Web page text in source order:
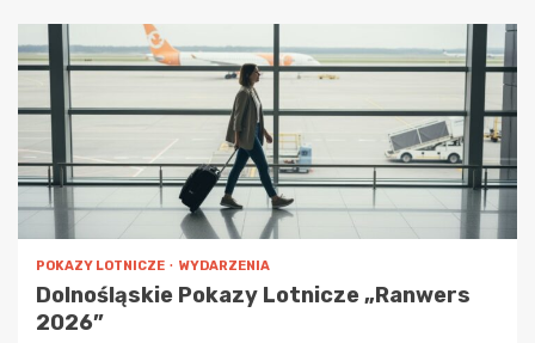
POKAZY LOTNICZE WYDARZENIA
Dolnośląskie Pokazy Lotnicze „Ranwers
2026”